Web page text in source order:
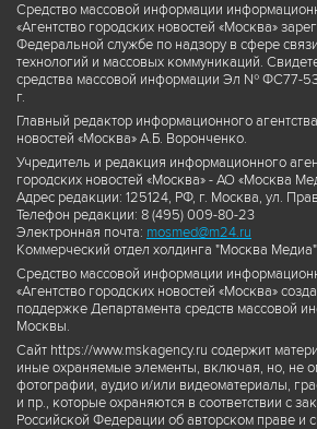
Средство массовой информации
«Агентство городских новостей «Москва»
Федеральной службе по надзору в сфере
технологий и массовых коммуникаций.
средства массовой информации Эл № ФС77-
г.
Главный редактор информационного
новостей «Москва» А.Б. Воронченко.
Учредитель и редакция информационного
городских новостей «Москва» - АО «Москва
Адрес редакции: 125124, РФ, г. Москва, ул.
Телефон редакции: 8 (495) 009-80-23
Электронная почта: mosmed@m24.ru
Коммерческий отдел холдинга "Москва
Средство массовой информации
«Агентство городских новостей «Москва»
поддержке Департамента средств массовой
Москвы.
Сайт https://www.mskagency.ru содержит
иные охраняемые элементы, включая, но, не
фотографии, аудио и/или видеоматериалы,
и пр., которые охраняются в соответствии с
Российской Федерации об авторском праве